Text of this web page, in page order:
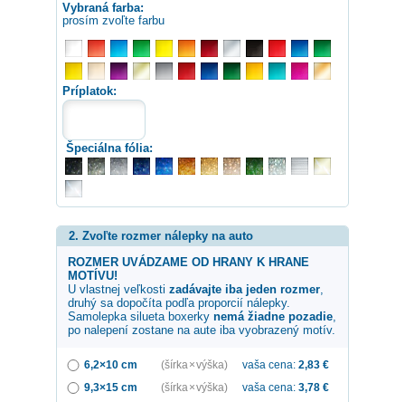
Vybraná farba:
prosím zvoľte farbu
Príplatok:
Špeciálna fólia:
2. Zvoľte rozmer nálepky na auto
ROZMER UVÁDZAME OD HRANY K HRANE
MOTÍVU!
U vlastnej veľkosti zadávajte iba jeden rozmer,
druhý sa dopočíta podľa proporcií nálepky.
Samolepka silueta boxerky nemá žiadne pozadie,
po nalepení zostane na aute iba vyobrazený motív.
6,2×10 cm (šírka × výška) vaša cena: 2,83 €
9,3×15 cm
(šírka × výška) vaša cena: 3,78 €